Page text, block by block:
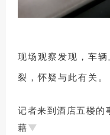
现场观察发现，车
裂，怀疑与此有关。
记者来到酒店五楼的
藉▼